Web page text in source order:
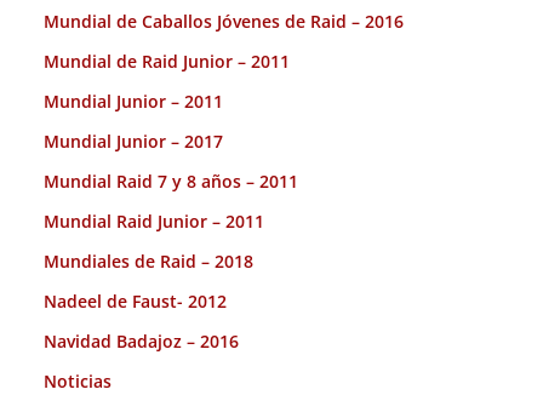
Mundial de Caballos Jóvenes de Raid – 2016
Mundial de Raid Junior – 2011
Mundial Junior – 2011
Mundial Junior – 2017
Mundial Raid 7 y 8 años – 2011
Mundial Raid Junior – 2011
Mundiales de Raid – 2018
Nadeel de Faust- 2012
Navidad Badajoz – 2016
Noticias